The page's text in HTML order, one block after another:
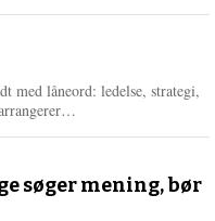
med låneord: ledelse, strategi,
e
søger mening, bør